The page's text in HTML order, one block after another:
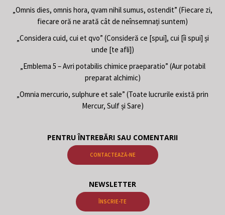
„Omnis dies, omnis hora, qvam nihil sumus, ostendit” (Fiecare zi,
fiecare oră ne arată cât de neînsemnați suntem)
„Considera cuid, cui et qvo” (Consideră ce [spui], cui [îi spui] și
unde [te afli])
„Emblema 5 – Avri potabilis chimice praeparatio” (Aur potabil
preparat alchimic)
„Omnia mercurio, sulphure et sale” (Toate lucrurile există prin
Mercur, Sulf și Sare)
PENTRU ÎNTREBĂRI SAU COMENTARII
CONTACTEAZĂ-NE
NEWSLETTER
ÎNSCRIE-TE